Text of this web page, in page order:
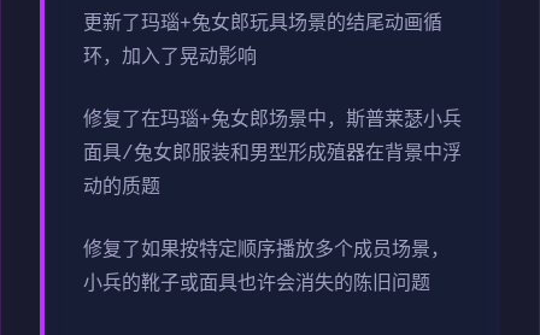
更新了玛瑙+兔女郎玩具场景的结尾动画循
环，加入了晃动影响
修复了在玛瑙+兔女郎场景中，斯普莱瑟小兵
面具/兔女郎服装和男型形成殖器在背景中浮
动的质题
修复了如果按特定顺序播放多个成员场景，
小兵的靴子或面具也许会消失的陈旧问题